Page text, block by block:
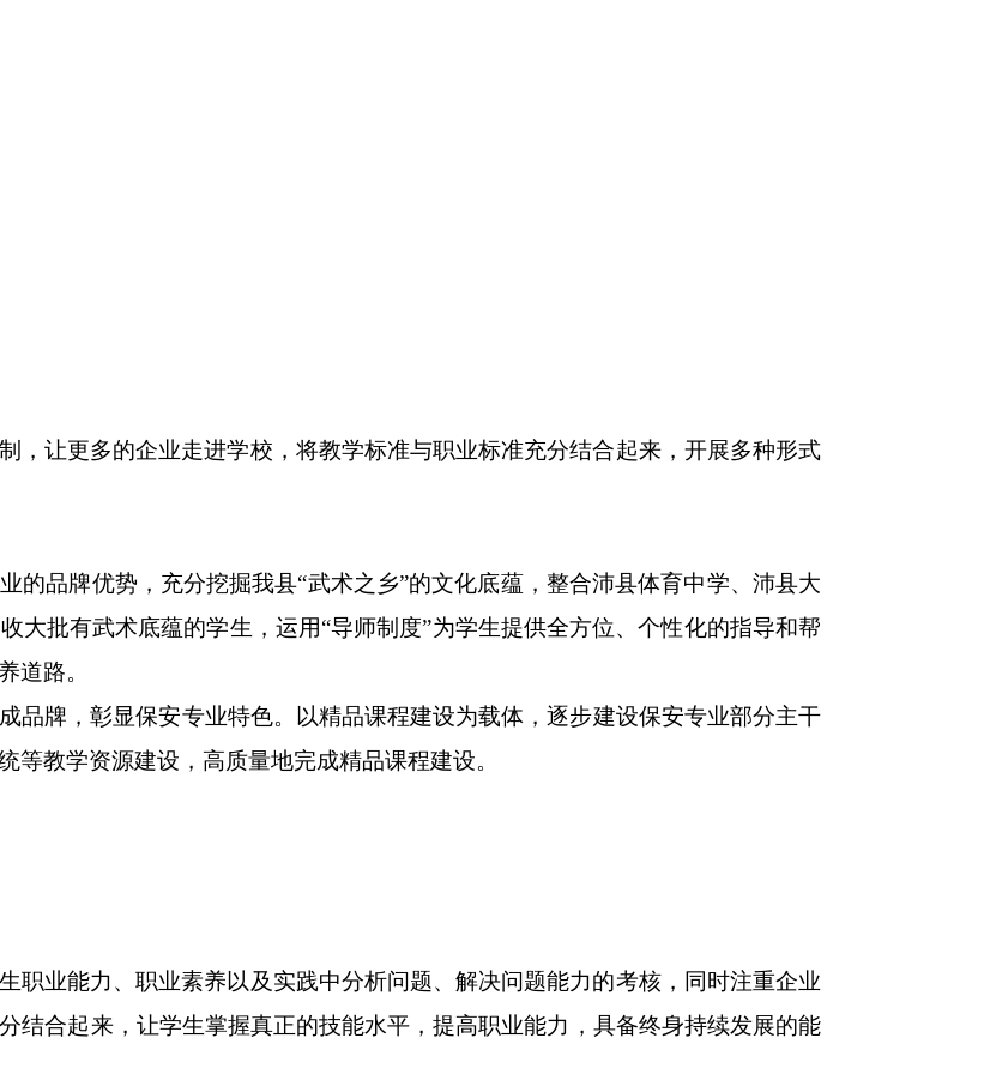
，让更多的企业走进学校，将教学标准与职业标准充分结合起来，开展多种形式
的品牌优势，充分挖掘我县“武术之乡”的文化底蕴，整合沛县体育中学、沛县大
大批有武术底蕴的学生 ， 运用“导师制度”为学生提供全方位、个性化的指导和帮
道路。
品牌，彰显保安专业特色。以精品课程建设为载体，逐步建设保安专业部分主干
教学资源建设，高质量地完成精品课程建设。
职业能力、职业素养以及实践中分析问题、解决问题能力的考核，同时注重企业
结合起来，让学生掌握真正的技能水平，提高职业能力，具备终身持续发展的能